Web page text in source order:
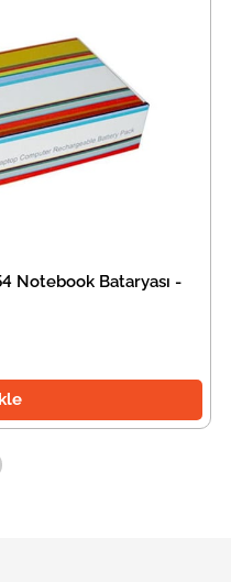
Notebook Bataryası -